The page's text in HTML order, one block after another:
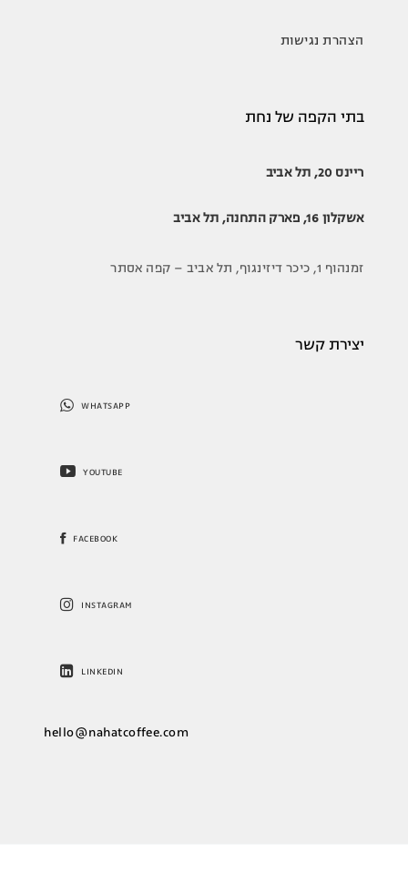
הצהרת נגישות
בתי הקפה של נחת
ריינס 20, תל אביב
אשקלון 16, פארק התחנה, תל אביב
זמנהוף 1, כיכר דיזינגוף, תל אביב – קפה אסתר
יצירת קשר
WHATSAPP
YOUTUBE
FACEBOOK
INSTAGRAM
LINKEDIN
hello@nahatcoffee.com